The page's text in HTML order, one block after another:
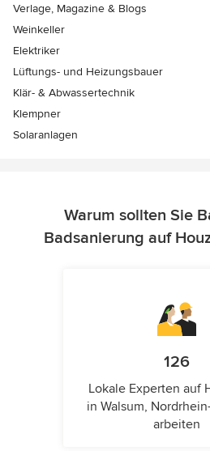
Verlage, Magazine & Blogs
Weinkeller
Elektriker
Lüftungs- und Heizungsbauer
Klär- & Abwassertechnik
Klempner
Solaranlagen
Warum sollten Sie
Badsanierung auf
126
Lokale Experten auf
in Walsum,
arbeiten